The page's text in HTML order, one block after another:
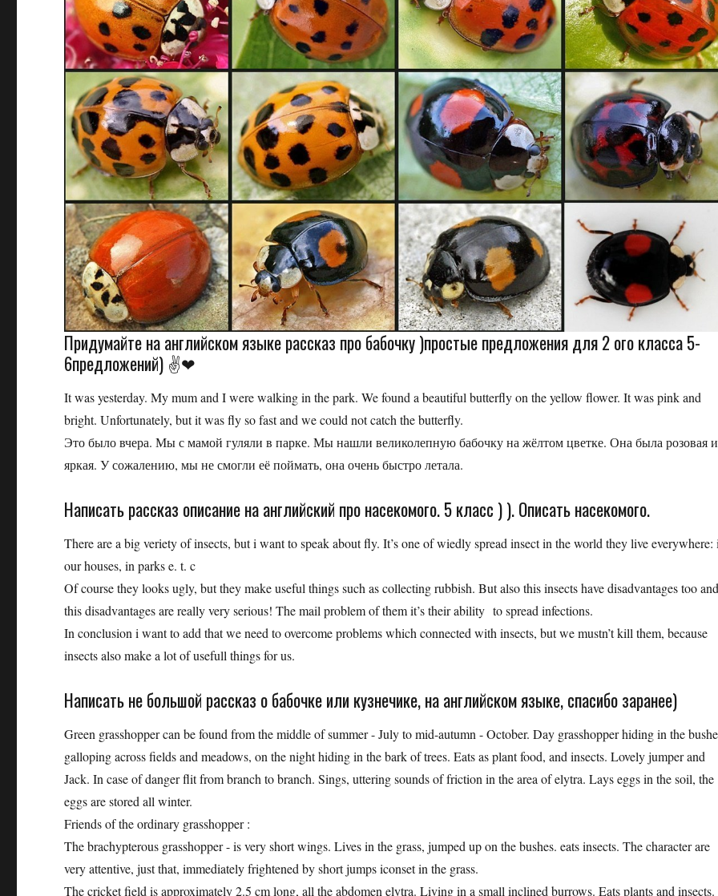
Придумайте на английском языке рассказ про бабочку )простые предложения для 2 ого класса 5-
6предложений) ✌❤
It was yesterday. My mum and I were walking in the park. We found a beautiful butterfly on the yellow flower. It was pink and
bright. Unfortunately, but it was fly so fast and we could not catch the butterfly.
Это было вчера. Мы с мамой гуляли в парке. Мы нашли великолепную бабочку на жёлтом цветке. Она была розовая и
яркая. У сожалению, мы не смогли её поймать, она очень быстро летала.
Написать рассказ описание на английский про насекомого. 5 класс ) ). Описать насекомого.
There are a big veriety of insects, but i want to speak about fly. It’s one of wiedly spread insect in the world they live everywhere:
our houses, in parks e. t. c
Of course they looks ugly, but they make useful things such as collecting rubbish. But also this insects have disadvantages too
this disadvantages are really very serious! The mail problem of them it’s their ability to spread infections.
In conclusion i want to add that we need to overcome problems which connected with insects, but we mustn’t kill them, because
insects also make a lot of usefull things for us.
Написать не большой рассказ о бабочке или кузнечике, на английском языке, спасибо заранее)
Green grasshopper can be found from the middle of summer - July to mid-autumn - October. Day grasshopper hiding in the
galloping across fields and meadows, on the night hiding in the bark of trees. Eats as plant food, and insects. Lovely jumper and
Jack. In case of danger flit from branch to branch. Sings, uttering sounds of friction in the area of elytra. Lays eggs in the soil, the
eggs are stored all winter.
Friends of the ordinary grasshopper :
The brachypterous grasshopper - is very short wings. Lives in the grass, jumped up on the bushes. eats insects. The character are
very attentive, just that, immediately frightened by short jumps iconset in the grass.
The cricket field is approximately 2.5 cm long, all the abdomen elytra. Living in a small inclined burrows. Eats plants and insects.